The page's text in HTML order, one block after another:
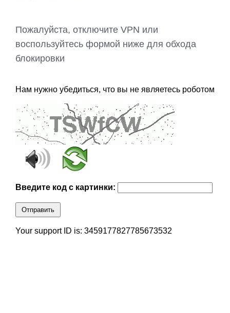
Пожалуйста, отключите VPN или
воспользуйтесь формой ниже для обхода
блокировки
Нам нужно убедиться, что вы не являетесь роботом
Введите код с картинки:
Отправить
Your support ID is: 3459177827785673532